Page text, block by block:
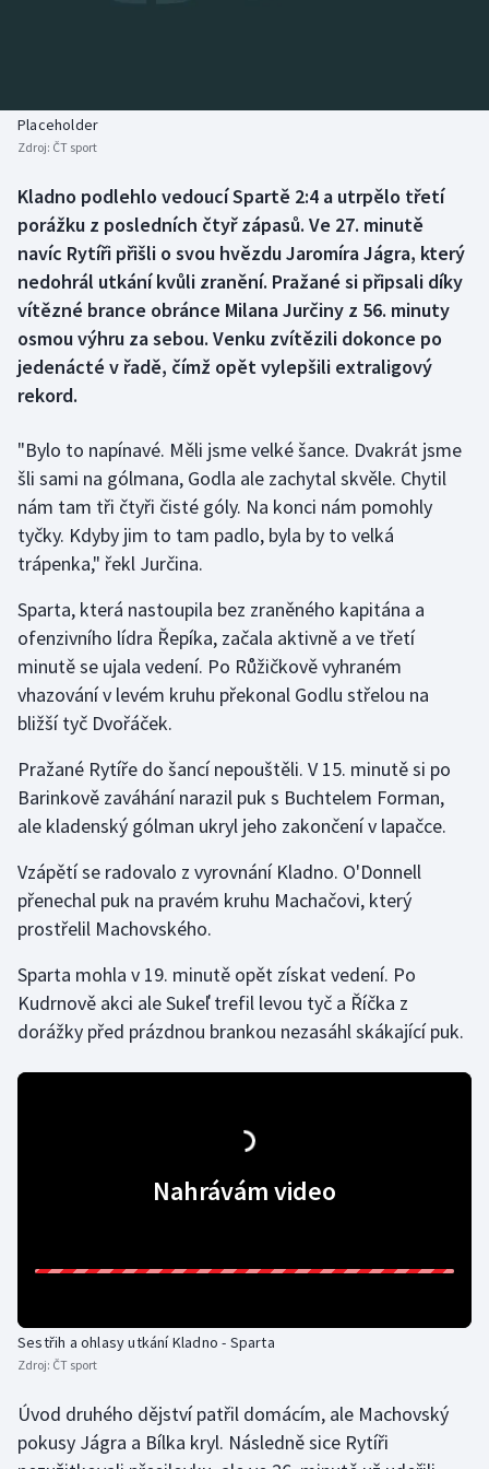
Biatlon
Box
Curling
Dostihy
Florbal
Golf
Gymnastika
Jezdectví
Judo
Lezení
Moderní pětiboj
Olympijské hry
Rychlobruslení
Rychlostní kanoistika
Sportovní střelba
Aplikace ČT sport
Placeholder
Zdroj: ČT sport
Kladno podlehlo vedoucí Spartě 2:4 a utrpělo třetí
porážku z posledních čtyř zápasů. Ve 27. minutě
navíc Rytíři přišli o svou hvězdu Jaromíra Jágra, který
nedohrál utkání kvůli zranění. Pražané si připsali díky
vítězné brance obránce Milana Jurčiny z 56. minuty
osmou výhru za sebou. Venku zvítězili dokonce po
jedenácté v řadě, čímž opět vylepšili extraligový
rekord.
"Bylo to napínavé. Měli jsme velké šance. Dvakrát jsme
šli sami na gólmana, Godla ale zachytal skvěle. Chytil
nám tam tři čtyři čisté góly. Na konci nám pomohly
tyčky. Kdyby jim to tam padlo, byla by to velká
trápenka," řekl Jurčina.
Sparta, která nastoupila bez zraněného kapitána a
ofenzivního lídra Řepíka, začala aktivně a ve třetí
minutě se ujala vedení. Po Růžičkově vyhraném
vhazování v levém kruhu překonal Godlu střelou na
bližší tyč Dvořáček.
Pražané Rytíře do šancí nepouštěli. V 15. minutě si po
Barinkově zaváhání narazil puk s Buchtelem Forman,
ale kladenský gólman ukryl jeho zakončení v lapačce.
Vzápětí se radovalo z vyrovnání Kladno. O'Donnell
přenechal puk na pravém kruhu Machačovi, který
prostřelil Machovského.
Sparta mohla v 19. minutě opět získat vedení. Po
Kudrnově akci ale Sukeľ trefil levou tyč a Říčka z
dorážky před prázdnou brankou nezasáhl skákající puk.
Nahrávám video
Sestřih a ohlasy utkání Kladno - Sparta
Zdroj: ČT sport
Úvod druhého dějství patřil domácím, ale Machovský
pokusy Jágra a Bílka kryl. Následně sice Rytíři